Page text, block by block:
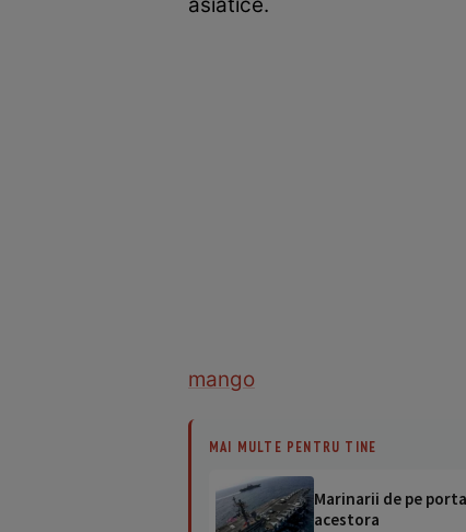
asiatice.
mango
MAI MULTE PENTRU TINE
Marinarii de pe
acestora